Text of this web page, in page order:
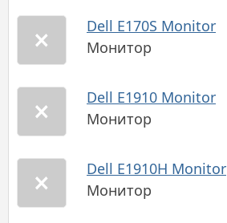
Dell E170S Monitor
Монитор
Dell E1910 Monitor
Монитор
Dell E1910H Monitor
Монитор